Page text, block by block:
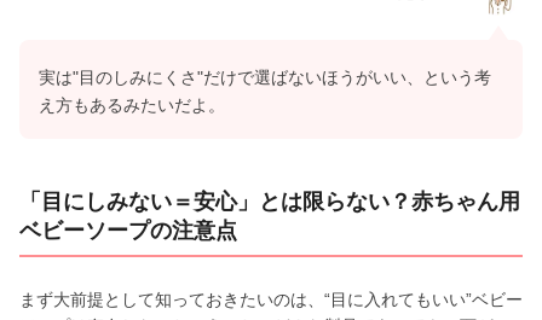
実は"目のしみにくさ"だけで選ばないほうがいい、という考
え方もあるみたいだよ。
「目にしみない＝安心」とは限らない？赤ちゃん用
ベビーソープの注意点
まず大前提として知っておきたいのは、“目に入れてもいい”ベビー